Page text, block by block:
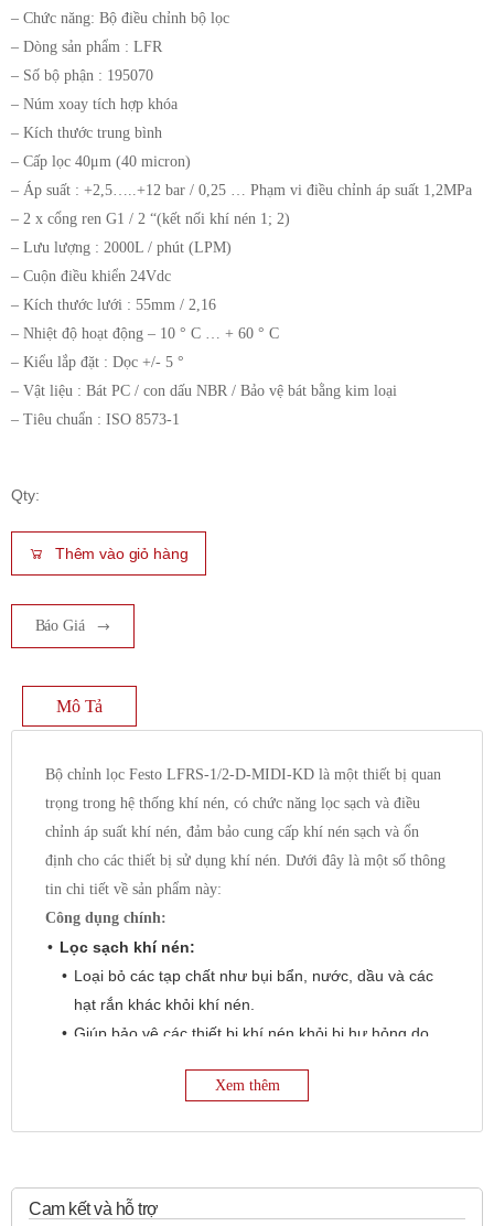
– Chức năng: Bộ điều chỉnh bộ lọc
– Dòng sản phẩm : LFR
– Số bộ phận : 195070
– Núm xoay tích hợp khóa
– Kích thước trung bình
– Cấp lọc 40μm (40 micron)
– Áp suất : +2,5…..+12 bar / 0,25 … Phạm vi điều chỉnh áp suất 1,2MPa
– 2 x cổng ren G1 / 2 “(kết nối khí nén 1; 2)
– Lưu lượng : 2000L / phút (LPM)
– Cuộn điều khiển 24Vdc
– Kích thước lưới : 55mm / 2,16
– Nhiệt độ hoạt động – 10 ° C … + 60 ° C
– Kiểu lắp đặt : Dọc +/- 5 °
– Vật liệu : Bát PC / con dấu NBR / Bảo vệ bát bằng kim loại
– Tiêu chuẩn : ISO 8573-1
Qty:
Thêm vào giỏ hàng
Báo Giá
Mô Tả
Bộ chỉnh lọc Festo LFRS-1/2-D-MIDI-KD là một thiết bị quan
trọng trong hệ thống khí nén, có chức năng lọc sạch và điều
chỉnh áp suất khí nén, đảm bảo cung cấp khí nén sạch và ổn
định cho các thiết bị sử dụng khí nén. Dưới đây là một số thông
tin chi tiết về sản phẩm này:
Công dụng chính:
Lọc sạch khí nén:
Loại bỏ các tạp chất như bụi bẩn, nước, dầu và các
hạt rắn khác khỏi khí nén.
Giúp bảo vệ các thiết bị khí nén khỏi bị hư hỏng do
Điều chỉnh áp suất khí nén:
hoạt động chính xác.
Xem thêm
Cam kết và hỗ trợ